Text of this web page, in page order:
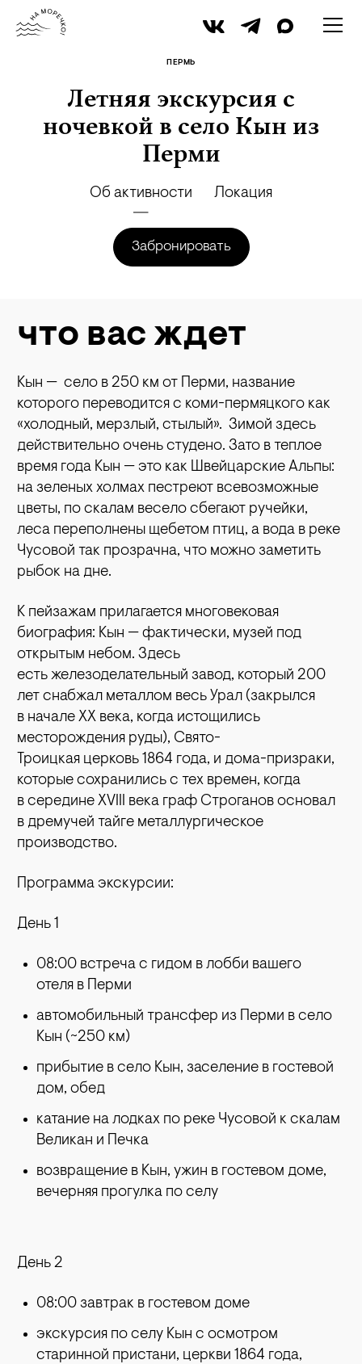
ПЕРМЬ
Летняя экскурсия с
ночевкой в село Кын из
Перми
Об активности Локация
Забронировать
что вас ждет
Кын — село в 250 км от Перми, название
которого переводится с коми-пермяцкого как
«холодный, мерзлый, стылый». Зимой здесь
действительно очень студено. Зато в теплое
время года Кын — это как Швейцарские Альпы:
на зеленых холмах пестреют всевозможные
цветы, по скалам весело сбегают ручейки,
леса переполнены щебетом птиц, а вода в реке
Чусовой так прозрачна, что можно заметить
рыбок на дне.
К пейзажам прилагается многовековая
биография: Кын — фактически, музей под
открытым небом. Здесь
есть железоделательный завод, который 200
лет снабжал металлом весь Урал (закрылся
в начале XX века, когда истощились
месторождения руды), Свято-
Троицкая церковь 1864 года, и дома-призраки,
которые сохранились с тех времен, когда
в середине XVIII века граф Строганов основал
в дремучей тайге металлургическое
производство.
Программа экскурсии:
День 1
08:00 встреча с гидом в лобби вашего
отеля в Перми
автомобильный трансфер из Перми в село
Кын (~250 км)
прибытие в село Кын, заселение в гостевой
дом, обед
катание на лодках по реке Чусовой к скалам
Великан и Печка
возвращение в Кын, ужин в гостевом доме,
вечерняя прогулка по селу
День 2
08:00 завтрак в гостевом доме
экскурсия по селу Кын с осмотром
старинной пристани, церкви 1864 года,